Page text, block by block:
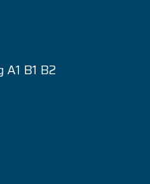
B1 B2